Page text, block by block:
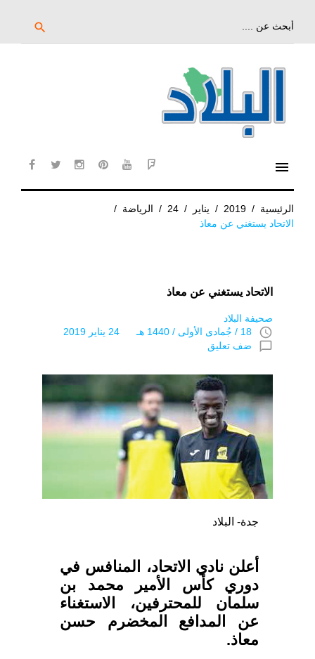
search
menu
الرئيسية /
2019
/ يناير /
24
/ الرياضة /
الاتحاد يستغني عن معاذ
الاتحاد يستغني عن معاذ
صحيفة البلاد
access_time 18 / جُمادى اﻷولى / 1440 هـ 24 يناير 2019
chat_bubble_outline ضف تعليق
جدة- البلاد
أعلن نادي الاتحاد، المنافس في
دوري كأس الأمير محمد بن
سلمان للمحترفين، الاستغناء
عن المدافع المخضرم حسن
معاذ.